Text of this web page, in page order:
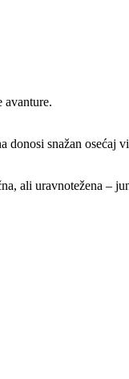
avanture.
donosi snažan osećaj
ali uravnotežena –